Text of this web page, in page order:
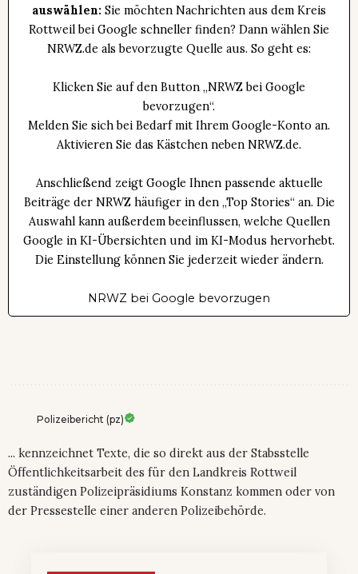
auswählen: Sie möchten Nachrichten aus dem Kreis
Rottweil bei Google schneller finden? Dann wählen Sie
NRWZ.de als bevorzugte Quelle aus. So geht es:
Klicken Sie auf den Button „NRWZ bei Google
bevorzugen“.
Melden Sie sich bei Bedarf mit Ihrem Google-Konto an.
Aktivieren Sie das Kästchen neben NRWZ.de.
Anschließend zeigt Google Ihnen passende aktuelle
Beiträge der NRWZ häufiger in den „Top Stories“ an. Die
Auswahl kann außerdem beeinflussen, welche Quellen
Google in KI-Übersichten und im KI-Modus hervorhebt.
Die Einstellung können Sie jederzeit wieder ändern.
NRWZ bei Google bevorzugen
Polizeibericht (pz)
... kennzeichnet Texte, die so direkt aus der Stabsstelle
Öffentlichkeitsarbeit des für den Landkreis Rottweil
zuständigen Polizeipräsidiums Konstanz kommen oder von
der Pressestelle einer anderen Polizeibehörde.